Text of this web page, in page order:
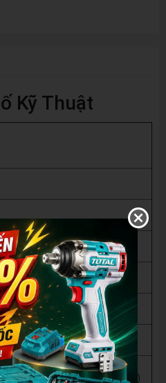
Kỹ Thuật
(Impact Socket Set)
(Cr-Mo)
Xử lý nhiệt (Heat Treatment)